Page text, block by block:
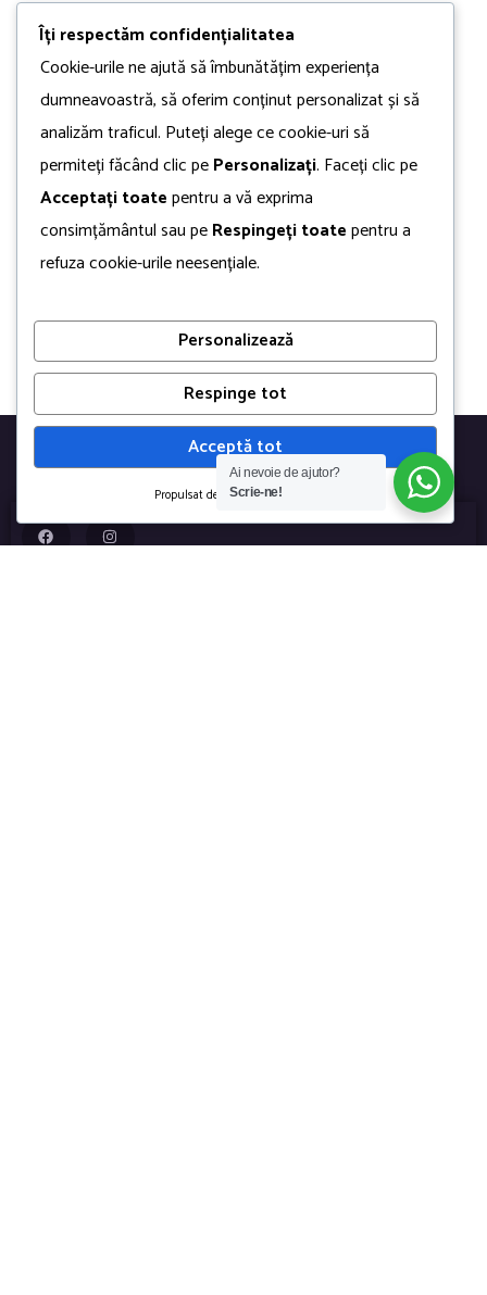
Îți respectăm confidențialitatea
Cookie-urile ne ajută să îmbunătățim experiența
dumneavoastră, să oferim conținut personalizat și să
analizăm traficul. Puteți alege ce cookie-uri să
permiteți făcând clic pePersonalizați. Faceți clic pe
Acceptați toatepentru a vă exprima
consimțământul sau peRespingeți toatepentru a
refuza cookie-urile neesențiale.
Personalizează
Respinge tot
Acceptă tot
Propulsat de
Ai nevoie de ajutor?
Scrie-ne!